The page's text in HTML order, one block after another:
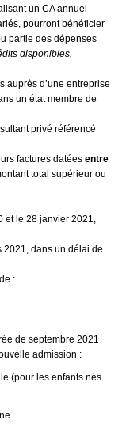
un CA annuel
pourront bénéficier
partie des dépenses
disponibles.
auprès d’une entreprise
un état membre de
privé référencé
factures datées entre
total supérieur ou
et le 28 janvier 2021,
2021, dans un délai de
:
de septembre 2021
admission :
(pour les enfants nés